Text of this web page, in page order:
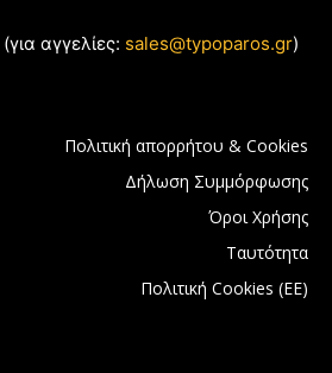
(για αγγελίες: sales@typoparos.gr)
Πολιτική απορρήτου & Cookies
Δήλωση Συμμόρφωσης
Όροι Χρήσης
Ταυτότητα
Πολιτική Cookies (ΕΕ)